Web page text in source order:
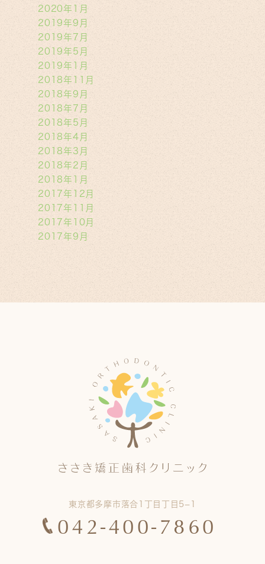
2020年1月
2019年9月
2019年7月
2019年5月
2019年1月
2018年11月
2018年9月
2018年7月
2018年5月
2018年4月
2018年3月
2018年2月
2018年1月
2017年12月
2017年11月
2017年10月
2017年9月
東京都多摩市落合1丁目丁目5−1
042-400-7860